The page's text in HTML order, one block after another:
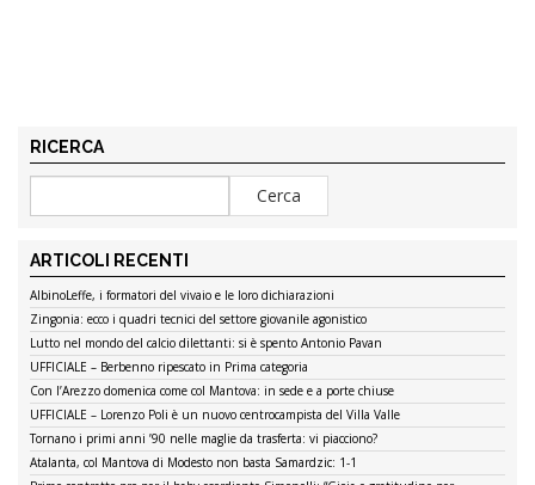
RICERCA
ARTICOLI RECENTI
AlbinoLeffe, i formatori del vivaio e le loro dichiarazioni
Zingonia: ecco i quadri tecnici del settore giovanile agonistico
Lutto nel mondo del calcio dilettanti: si è spento Antonio Pavan
UFFICIALE – Berbenno ripescato in Prima categoria
Con l’Arezzo domenica come col Mantova: in sede e a porte chiuse
UFFICIALE – Lorenzo Poli è un nuovo centrocampista del Villa Valle
Tornano i primi anni ’90 nelle maglie da trasferta: vi piacciono?
Atalanta, col Mantova di Modesto non basta Samardzic: 1-1